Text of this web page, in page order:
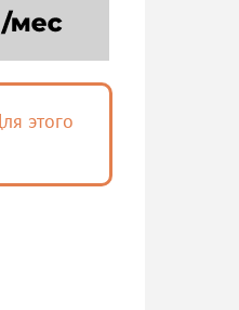
этого